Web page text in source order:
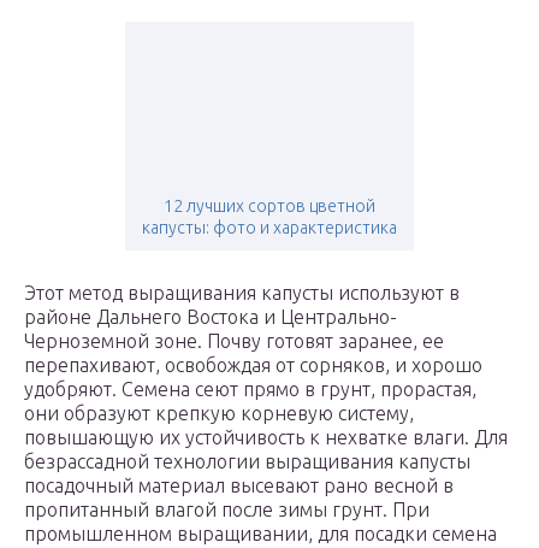
12 лучших сортов цветной
капусты: фото и характеристика
Этот метод выращивания капусты используют в
районе Дальнего Востока и Центрально-
Черноземной зоне. Почву готовят заранее, ее
перепахивают, освобождая от сорняков, и хорошо
удобряют. Семена сеют прямо в грунт, прорастая,
они образуют крепкую корневую систему,
повышающую их устойчивость к нехватке влаги. Для
безрассадной технологии выращивания капусты
посадочный материал высевают рано весной в
пропитанный влагой после зимы грунт. При
промышленном выращивании, для посадки семена